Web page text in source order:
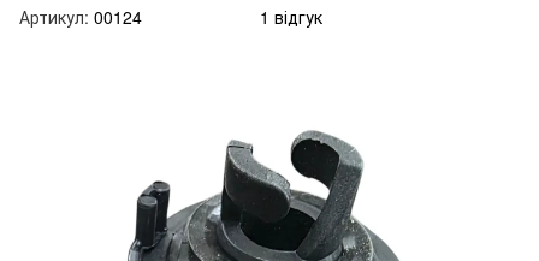
Артикул: 00124 1 відгук